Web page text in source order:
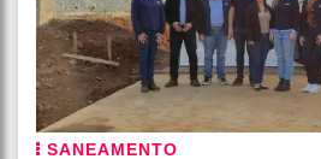
SANEAMENTO